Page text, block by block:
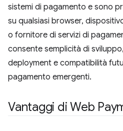
sistemi di pagamento e sono
su qualsiasi browser,
o fornitore di servizi di
consente semplicità di
deployment e compatibilità
pagamento emergenti.
Vantaggi di Web